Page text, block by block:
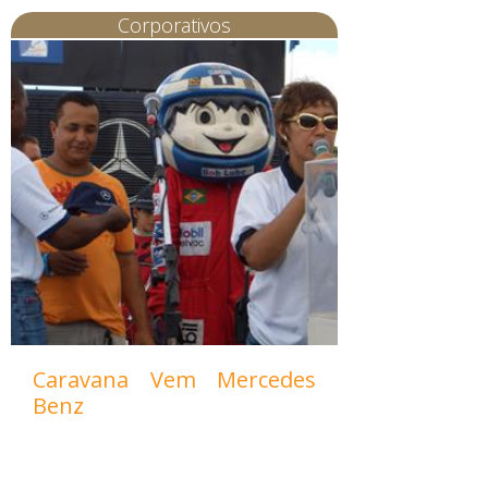
Corporativos
Caravana Vem Mercedes
Benz